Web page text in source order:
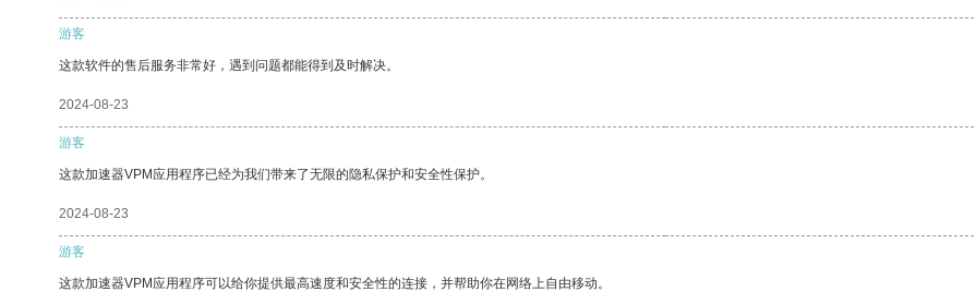
游客
这款软件的售后服务非常好，遇到问题都能得到及时解决。
2024-08-23
游客
这款加速器VPM应用程序已经为我们带来了无限的隐私保护和安全性保护。
2024-08-23
游客
这款加速器VPM应用程序可以给你提供最高速度和安全性的连接，并帮助你在网络上自由移动。